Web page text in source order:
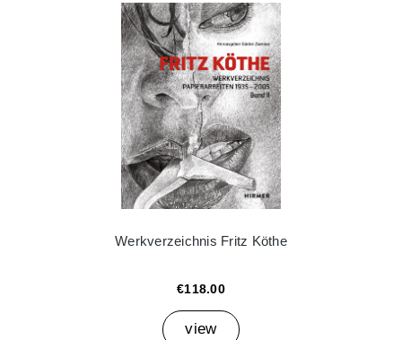
Werkverzeichnis Fritz Köthe
€118.00
view